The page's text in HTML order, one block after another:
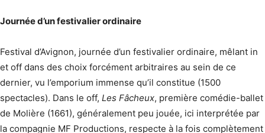
Journée d’un festivalier ordinaire
Festival d’Avignon, journée d’un festivalier ordinaire, mêlant in
et off dans des choix forcément arbitraires au sein de ce
dernier, vu l’emporium immense qu’il constitue (1500
spectacles). Dans le off, Les Fâcheux, première comédie-ballet
de Molière (1661), généralement peu jouée, ici interprétée par
la compagnie MF Productions, respecte à la fois complètement